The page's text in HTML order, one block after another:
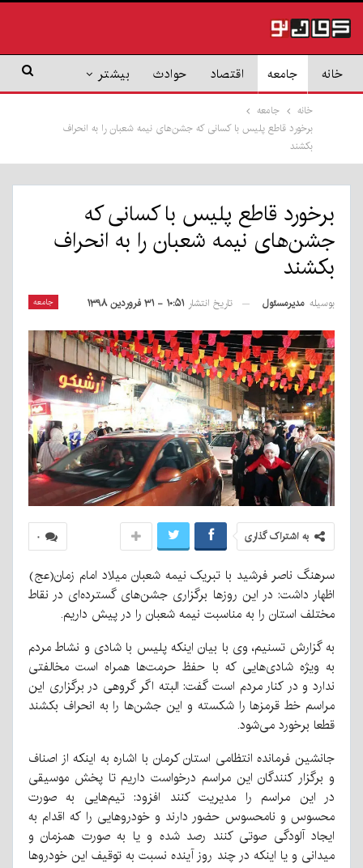
خانه جامعه اقتصاد حوادث بیشتر
خانه
جامعه
برخورد قاطع پلیس با کسانی که جشن‌های نیمه شعبان را به انحراف
بکشند
برخورد قاطع پلیس با کسانی که
جشن‌های نیمه شعبان را به انحراف
بکشند
جامعه بوسیله مدیرمسئول تاریخ انتشار ۱۰:۵۱ - ۳۱ فروردین ۱۳۹۸
۰ به اشتراک گذاری
سرهنگ ناصر فرشید با تبریک نیمه شعبان میلاد امام زمان(عج)
اظهار داشت: در این روزها برگزاری جشن‌های گسترده‌ای در نقاط
مختلف استان را به مناسبت نیمه شعبان را در پیش داریم.
به گزارش تسنیم، وی با بیان اینکه پلیس با شادی و نشاط مردم
به ویژه شادی‌هایی که با حفظ حرمت‌ها همراه است مخالفتی
ندارد و در کنار مردم است گفت: البته اگر گروهی در برگزاری این
مراسم خط قرمزها را شکسته و این جشن‌ها را به انحراف بکشند
قطعا برخورد می‌شود.
جانشین فرمانده انتظامی استان کرمان با اشاره به اینکه از اصناف
و برگزار کنندگان این مراسم درخواست داریم تا پخش موسیقی
در این مراسم را مدیریت کنند افزود: تیم‌هایی به صورت
محسوس و نامحسوس حضور دارند و خودروهایی را که اقدام به
ایجاد آلودگی صوتی کنند رصد شده و یا به صورت همزمان و
میدانی و یا اینکه در چند روز آینده نسبت به توقیف این خودروها